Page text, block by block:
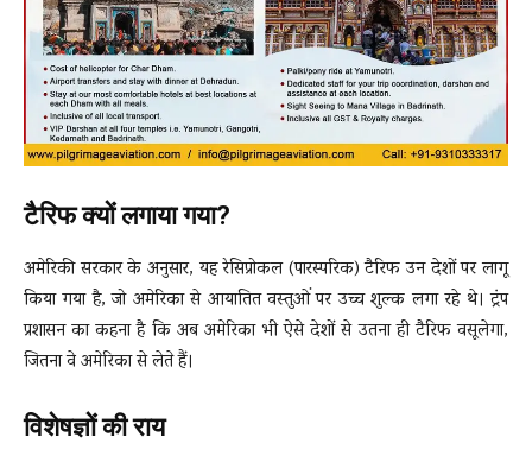
टैरिफ क्यों लगाया गया?
अमेरिकी सरकार के अनुसार, यह रेसिप्रोकल (पारस्परिक) टैरिफ उन देशों पर लागू
किया गया है, जो अमेरिका से आयातित वस्तुओं पर उच्च शुल्क लगा रहे थे। ट्रंप
प्रशासन का कहना है कि अब अमेरिका भी ऐसे देशों से उतना ही टैरिफ वसूलेगा,
जितना वे अमेरिका से लेते हैं।
विशेषज्ञों की राय